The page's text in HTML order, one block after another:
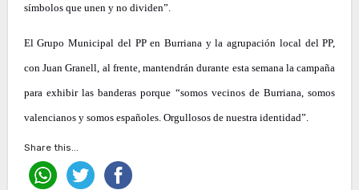
símbolos que unen y no dividen”.
El Grupo Municipal del PP en Burriana y la agrupación local del PP,
con Juan Granell, al frente, mantendrán durante esta semana la campaña
para exhibir las banderas porque “somos vecinos de Burriana, somos
valencianos y somos españoles. Orgullosos de nuestra identidad”.
Share this...